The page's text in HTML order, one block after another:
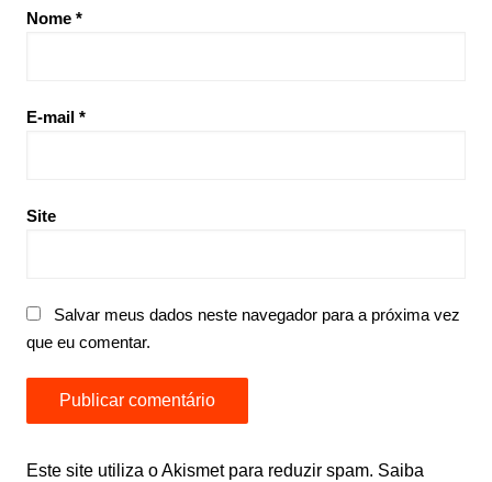
Nome *
E-mail *
Site
Salvar meus dados neste navegador para a próxima vez
que eu comentar.
Este site utiliza o Akismet para reduzir spam. Saiba